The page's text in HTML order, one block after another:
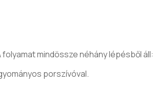
mindössze néhány lépésből áll:
porszívóval.